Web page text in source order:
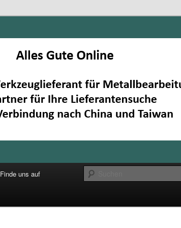
Finde uns auf